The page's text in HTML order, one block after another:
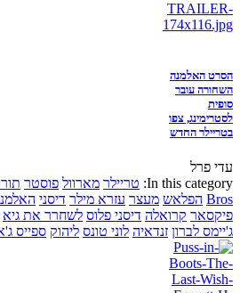
הסרט האלמנה
השחורה עובר
סופית
לסטרימינג, צפו
בטריילר החדש
עדי פרל
In this category: טריילר מארוול פוסטר
Bros הפלאש מעצר עזרא מילר דיסני
פיקסאר קרואלה דיסני פלוס לשחרר את גיא
ג'יימס לברון זנדאיה לוני טונס ליהוק ספייס